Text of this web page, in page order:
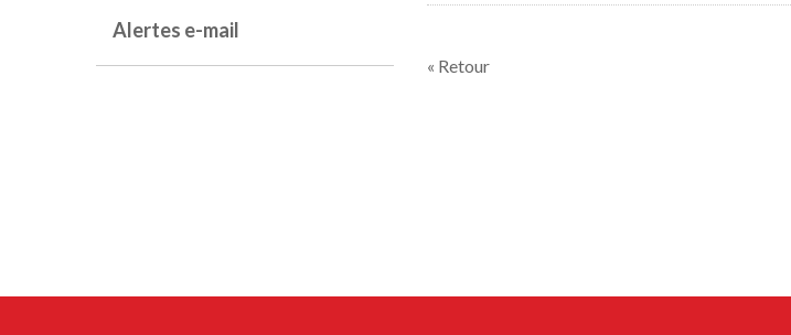
Alertes e-mail
« Retour